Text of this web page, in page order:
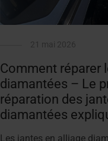
Comment réparer
diamantées – Le
réparation des
diamantées
Les jantes en alliage